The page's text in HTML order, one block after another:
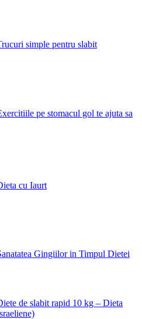
simple pentru slabit
pe stomacul gol te ajuta sa
cu Iaurt
Gingiilor in Timpul Dietei
de slabit rapid 10 kg – Dieta